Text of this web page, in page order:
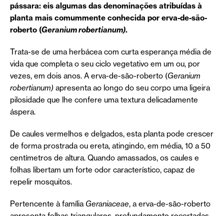
pássara: eis algumas das denominações atribuídas à
planta mais comummente conhecida por erva-de-são-
roberto (Geranium robertianum).
Trata-se de uma herbácea com curta esperança média de
vida que completa o seu ciclo vegetativo em um ou, por
vezes, em dois anos. A erva-de-são-roberto (Geranium
robertianum) apresenta ao longo do seu corpo uma ligeira
pilosidade que lhe confere uma textura delicadamente
áspera.
De caules vermelhos e delgados, esta planta pode crescer
de forma prostrada ou ereta, atingindo, em média, 10 a 50
centímetros de altura. Quando amassados, os caules e
folhas libertam um forte odor característico, capaz de
repelir mosquitos.
Pertencente à família Geraniaceae, a erva-de-são-roberto